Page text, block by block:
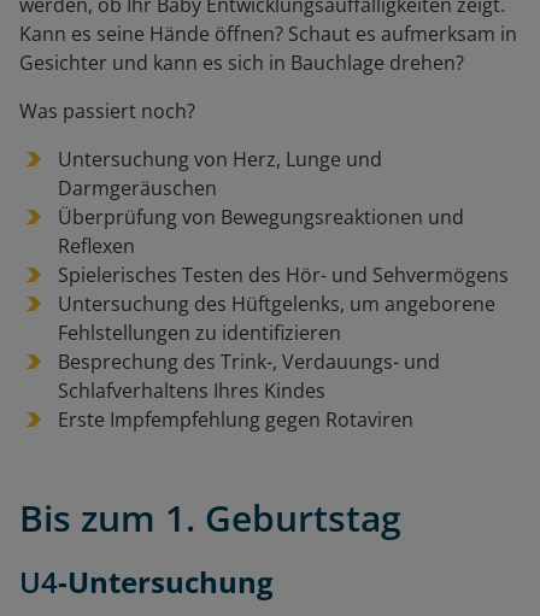
Kann es seine Hände öffnen? Schaut es aufmerksam in
Gesichter und kann es sich in Bauchlage drehen?
Was passiert noch?
Untersuchung von Herz, Lunge und
Darmgeräuschen
Überprüfung von Bewegungsreaktionen und
Reflexen
Spielerisches Testen des Hör- und Sehvermögens
Untersuchung des Hüftgelenks, um angeborene
Fehlstellungen zu identifizieren
Besprechung des Trink-, Verdauungs- und
Schlafverhaltens Ihres Kindes
Erste Impfempfehlung gegen Rotaviren
Bis zum 1. Geburtstag
U4-Untersuchung